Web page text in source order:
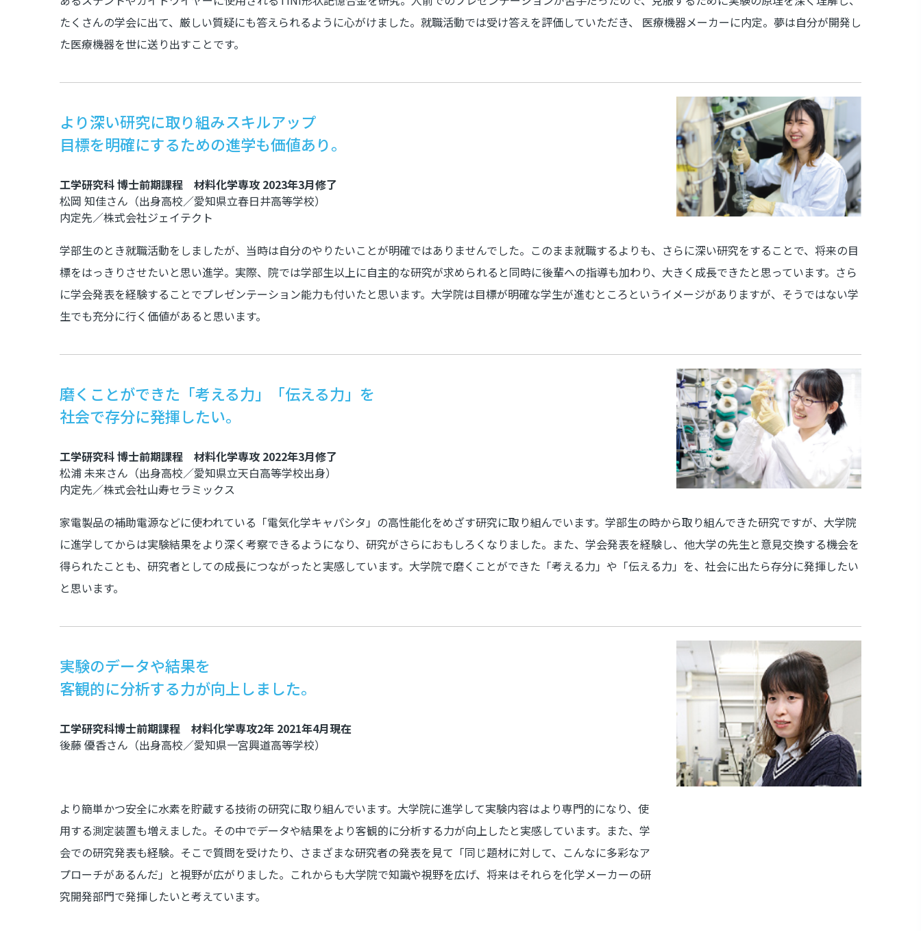
たくさんの学会に出て、厳しい質疑にも答えられるように心がけました。就職活動では受け答えを評価していただき、 医療機器メーカーに内定。夢は自分が開発し
た医療機器を世に送り出すことです。
より深い研究に取り組みスキルアップ
目標を明確にするための進学も価値あり。
工学研究科 博士前期課程 材料化学専攻 2023年3月修了
松岡 知佳さん（出身高校／愛知県立春日井高等学校）
内定先／株式会社ジェイテクト
学部生のとき就職活動をしましたが、当時は自分のやりたいことが明確ではありませんでした。このまま就職するよりも、さらに深い研究をすることで、将来の目
標をはっきりさせたいと思い進学。実際、院では学部生以上に自主的な研究が求められると同時に後輩への指導も加わり、大きく成長できたと思っています。さら
に学会発表を経験することでプレゼンテーション能力も付いたと思います。大学院は目標が明確な学生が進むところというイメージがありますが、そうではない学
生でも充分に行く価値があると思います。
磨くことができた「考える力」「伝える力」を
社会で存分に発揮したい。
工学研究科 博士前期課程 材料化学専攻 2022年3月修了
松浦 未来さん（出身高校／愛知県立天白高等学校出身）
内定先／株式会社山寿セラミックス
家電製品の補助電源などに使われている「電気化学キャパシタ」の高性能化をめざす研究に取り組んでいます。学部生の時から取り組んできた研究ですが、大学院
に進学してからは実験結果をより深く考察できるようになり、研究がさらにおもしろくなりました。また、学会発表を経験し、他大学の先生と意見交換する機会を
得られたことも、研究者としての成長につながったと実感しています。大学院で磨くことができた「考える力」や「伝える力」を、社会に出たら存分に発揮したい
と思います。
実験のデータや結果を
客観的に分析する力が向上しました。
工学研究科博士前期課程 材料化学専攻2年 2021年4月現在
後藤 優香さん（出身高校／愛知県一宮興道高等学校）
より簡単かつ安全に水素を貯蔵する技術の研究に取り組んでいます。大学院に進学して実験内容はより専門的になり、使
用する測定装置も増えました。その中でデータや結果をより客観的に分析する力が向上したと実感しています。また、学
会での研究発表も経験。そこで質問を受けたり、さまざまな研究者の発表を見て「同じ題材に対して、こんなに多彩なア
プローチがあるんだ」と視野が広がりました。これからも大学院で知識や視野を広げ、将来はそれらを化学メーカーの研
究開発部門で発揮したいと考えています。